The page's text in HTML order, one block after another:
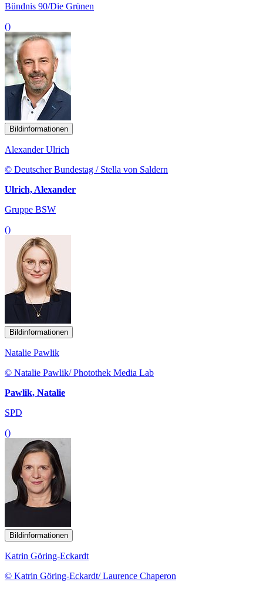
Bündnis 90/Die Grünen
()
Bildinformationen
Alexander Ulrich
© Deutscher Bundestag / Stella von Saldern
Ulrich, Alexander
Gruppe BSW
()
Bildinformationen
Natalie Pawlik
© Natalie Pawlik/ Photothek Media Lab
Pawlik, Natalie
SPD
()
Bildinformationen
Katrin Göring-Eckardt
© Katrin Göring-Eckardt/ Laurence Chaperon